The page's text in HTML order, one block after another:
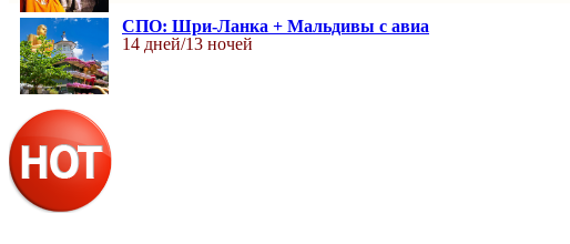
СПО: Шри-Ланка + Мальдивы с авиа
14 дней/13 ночей